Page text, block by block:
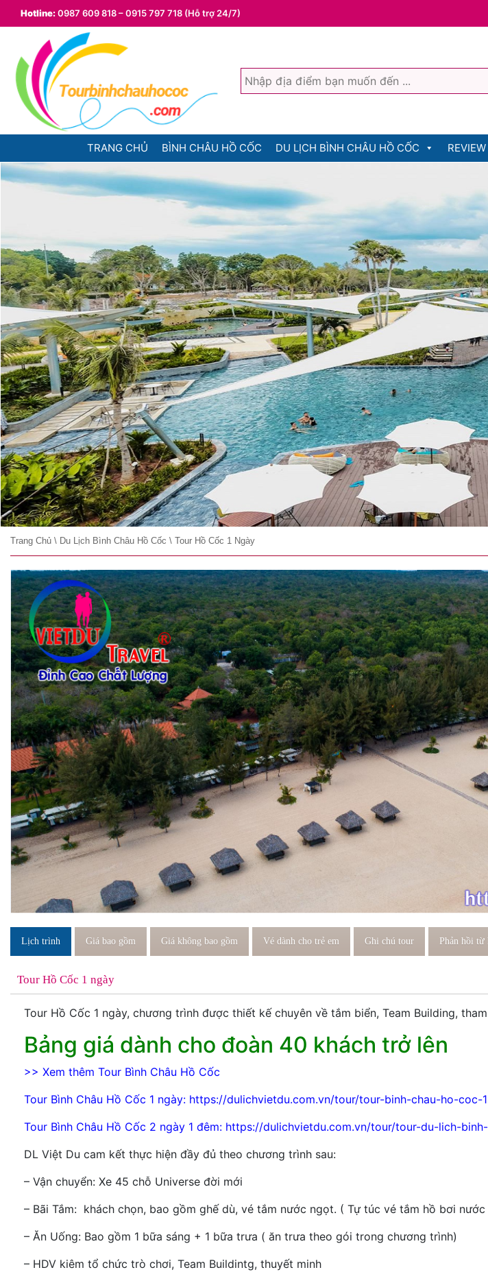
Hotline:0987 609 818 – 0915 797 718 (Hỗ trợ 24/7)
TRANG CHỦ BÌNH CHÂU HỒ CỐC DU LỊCH BÌNH CHÂU HỒ CỐC
Trang Chủ \ Du Lịch Bình Châu Hồ Cốc \ Tour Hồ Cốc 1 Ngày
Lịch trình Giá bao gồm Giá không bao gồm Vé dành cho trẻ em Ghi chú tour Phản hồi từ
Tour Hồ Cốc 1 ngày
Tour Hồ Cốc 1 ngày, chương trình được thiết kế chuyên về tắm biển, Team Building,
Bảng giá dành cho đoàn 40 khách trở lên
>> Xem thêm Tour Bình Châu Hồ Cốc
Tour Bình Châu Hồ Cốc 1 ngày: https://dulichvietdu.com.vn/tour/tour-binh-chau-ho-coc-
Tour Bình Châu Hồ Cốc 2 ngày 1 đêm: https://dulichvietdu.com.vn/tour/tour-du-lich-
DL Việt Du cam kết thực hiện đầy đủ theo chương trình sau:
– Vận chuyển: Xe 45 chỗ Universe đời mới
– Bãi Tắm: khách chọn, bao gồm ghế dù, vé tắm nước ngọt. ( Tự túc vé tắm hồ bơi nước
– Ăn Uống: Bao gồm 1 bữa sáng + 1 bữa trưa ( ăn trưa theo gói trong chương trình)
– HDV kiêm tổ chức trò chơi, Team Buildintg, thuyết minh